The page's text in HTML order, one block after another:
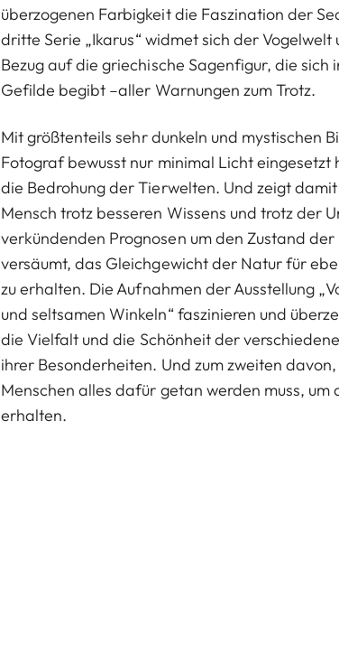
überzogenen Farbigkeit die Faszination der
dritte Serie „Ikarus“ widmet sich der
Bezug auf die griechische Sagenfigur, die sich
Gefilde begibt –aller Warnungen zum Trotz.
Mit größtenteils sehr dunkeln und mystischen
Fotograf bewusst nur minimal Licht eingesetzt
die Bedrohung der Tierwelten. Und zeigt
Mensch trotz besseren Wissens und trotz der
verkündenden Prognosen um den Zustand
versäumt, das Gleichgewicht der Natur für
zu erhalten. Die Aufnahmen der Ausstellung
und seltsamen Winkeln“ faszinieren und
die Vielfalt und die Schönheit der
ihrer Besonderheiten. Und zum zweiten
Menschen alles dafür getan werden muss, um
erhalten.